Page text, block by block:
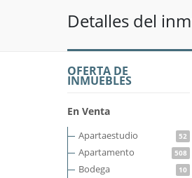
Detalles del
OFERTA DE
INMUEBLES
En Venta
Apartaestudio 52
Apartamento 508
Bodega 10